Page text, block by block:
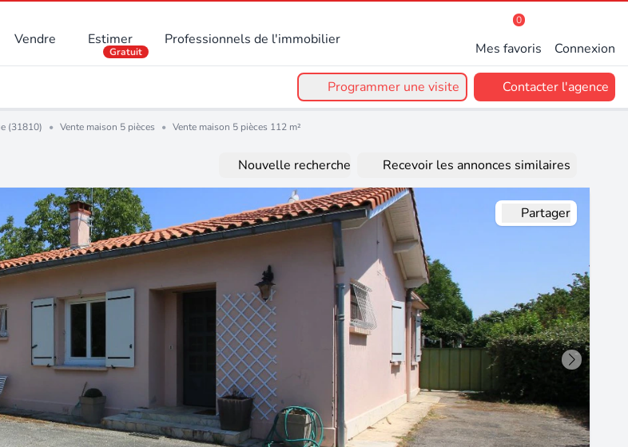
Vendre Estimer
Gratuit
Professionnels de l'immobilier
0
Mes favoris Connexion
Programmer une visite Contacter l'agence
(31810) • Vente maison 5 pièces • Vente maison 5 pièces 112 m²
Nouvelle recherche Recevoir les annonces similaires
Partager